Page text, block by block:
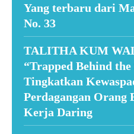
Yang terbaru dari
No. 33
TALITHA KUM
“Trapped Behind the
Tingkatkan
Perdagangan Orang
Kerja Daring